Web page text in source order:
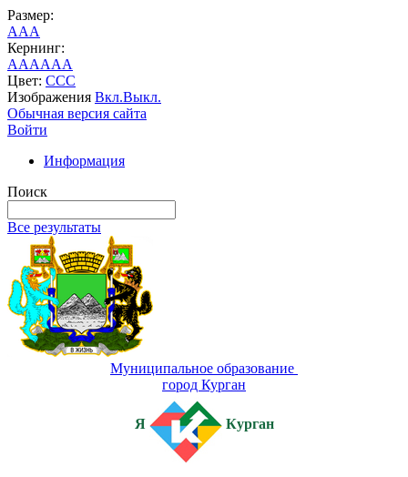
Размер:
AAA
Кернинг:
AAAAAA
Цвет: CCC
Изображения Вкл.Выкл.
Обычная версия сайта
Войти
Информация
Поиск
Все результаты
Муниципальное образование
город Курган
Я Курган